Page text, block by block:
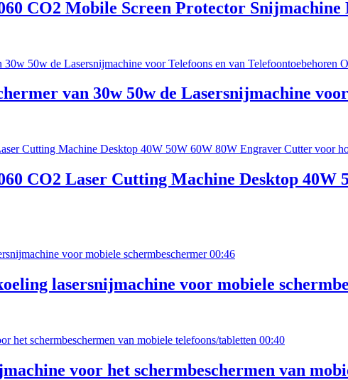
CO2 Mobile Screen Protector Snijmachine
van 30w 50w de Lasersnijmachine
CO2 Laser Cutting Machine Desktop
00:46
lasersnijmachine voor mobiele
00:40
voor het schermbeschermen van